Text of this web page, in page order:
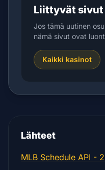
Liittyvät sivut
Jos tämä uutinen
nämä sivut ovat
Kaikki kasinot
Lähteet
MLB Schedule API -